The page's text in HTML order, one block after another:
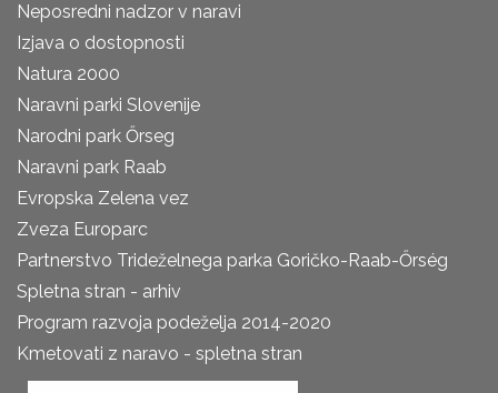
Neposredni nadzor v naravi
Izjava o dostopnosti
Natura 2000
Naravni parki Slovenije
Narodni park Őrseg
Naravni park Raab
Evropska Zelena vez
Zveza Europarc
Partnerstvo Trideželnega parka Goričko-Raab-Őrség
Spletna stran - arhiv
Program razvoja podeželja 2014-2020
Kmetovati z naravo - spletna stran